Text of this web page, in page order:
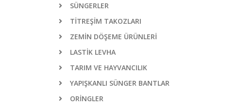
SÜNGERLER
TİTREŞİM TAKOZLARI
ZEMİN DÖŞEME ÜRÜNLERİ
LASTİK LEVHA
TARIM VE HAYVANCILIK
YAPIŞKANLI SÜNGER BANTLAR
ORİNGLER